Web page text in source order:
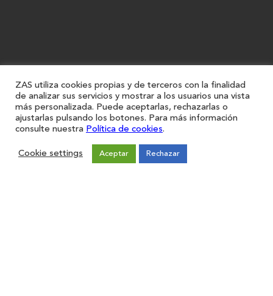
ZAS utiliza cookies propias y de terceros con la finalidad
de analizar sus servicios y mostrar a los usuarios una vista
más personalizada. Puede aceptarlas, rechazarlas o
ajustarlas pulsando los botones. Para más información
consulte nuestra Política de cookies.
Cookie settings Aceptar Rechazar